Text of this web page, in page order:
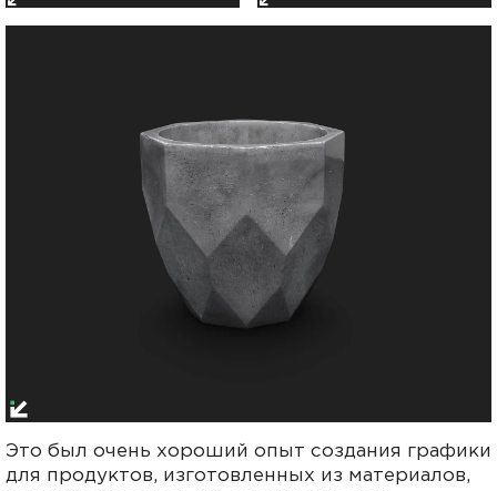
Это был очень хороший опыт создания графики
для продуктов, изготовленных из материалов,